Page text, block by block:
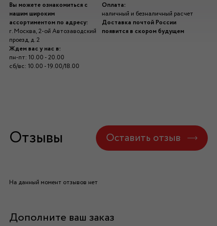
Вы можете ознакомиться с
нашим широким
ассортиментом по адресу:
г. Москва, 2-ой Автозаводский
проезд, д. 2
Ждем вас у нас в:
пн-пт: 10.00 - 20.00
сб/вс: 10.00 - 19.00/18.00
Оплата:
наличный и безналичный расчет
Доставка почтой России
появится в скором будущем
Отзывы Оставить отзыв
На данный момент отзывов нет
Дополните ваш заказ